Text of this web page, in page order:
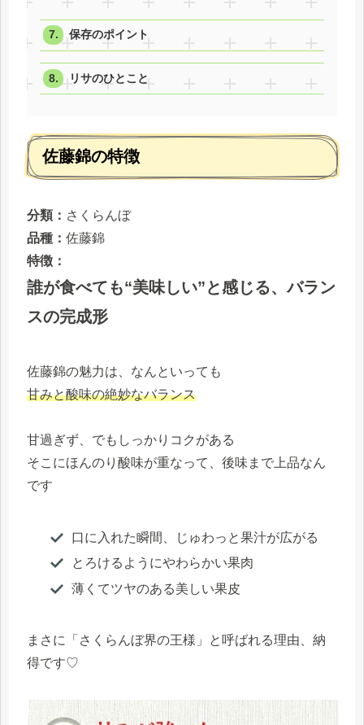
保存のポイント
リサのひとこと
佐藤錦の特徴
分類： さくらんぼ
品種： 佐藤錦
特徴：
誰が食べても“美味しい”と感じる、バラン
スの完成形
佐藤錦の魅力は、なんといっても
甘みと酸味の絶妙なバランス
甘過ぎず、でもしっかりコクがある
そこにほんのり酸味が重なって、後味まで上品なん
です
口に入れた瞬間、じゅわっと果汁が広がる
とろけるようにやわらかい果肉
薄くてツヤのある美しい果皮
まさに「さくらんぼ界の王様」と呼ばれる理由、納
得です♡